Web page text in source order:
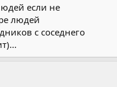
если не
людей
с соседнего